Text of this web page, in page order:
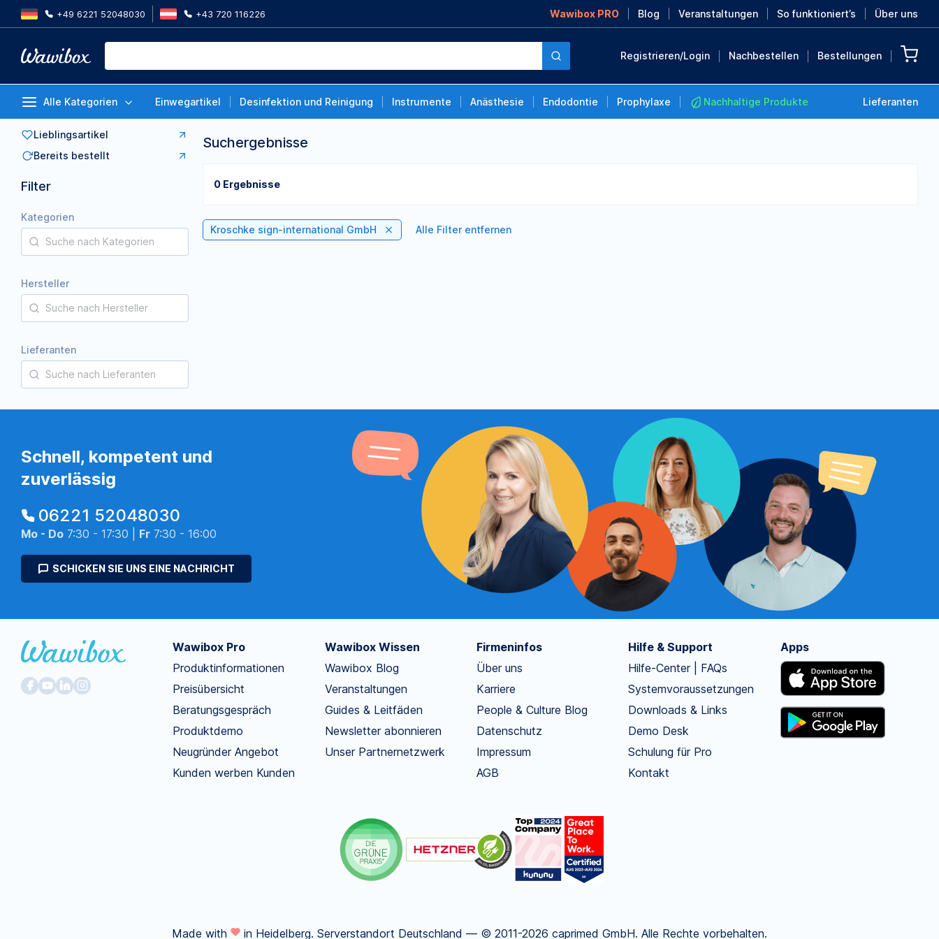
+49 6221 52048030 +43 720 116226 Wawibox PRO Blog Veranstaltungen So funktioniert’s Über uns
Registrieren/Login Nachbestellen Bestellungen
Alle Kategorien Einwegartikel Desinfektion und Reinigung Instrumente Anästhesie Endodontie Prophylaxe Nachhaltige Produkte Lieferanten
Lieblingsartikel
Bereits bestellt
Filter
Kategorien
Hersteller
Lieferanten
Suchergebnisse
0 Ergebnisse
Kroschke sign-international GmbH Alle Filter entfernen
Schnell, kompetent und
zuverlässig
06221 52048030
Mo - Do 7:30 - 17:30 | Fr 7:30 - 16:00
SCHICKEN SIE UNS EINE NACHRICHT
Wawibox Pro
Produktinformationen
Preisübersicht
Beratungsgespräch
Produktdemo
Neugründer Angebot
Kunden werben Kunden
Wawibox Wissen
Wawibox Blog
Veranstaltungen
Guides & Leitfäden
Newsletter abonnieren
Unser Partnernetzwerk
Firmeninfos
Über uns
Karriere
People & Culture Blog
Datenschutz
Impressum
AGB
Hilfe & Support
Hilfe-Center | FAQs
Systemvoraussetzungen
Downloads & Links
Demo Desk
Schulung für Pro
Kontakt
Apps
Made with in Heidelberg. Serverstandort Deutschland — © 2011-2026 caprimed GmbH. Alle Rechte vorbehalten.